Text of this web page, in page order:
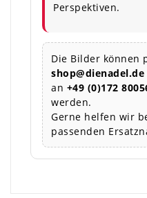
Perspektiven.
Die Bilder können
shop@dienadel.de
an +49 (0)172
werden.
Gerne helfen wir
passenden